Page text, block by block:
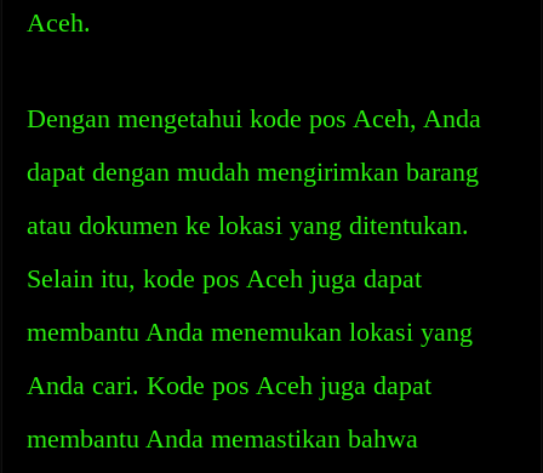
Aceh.
Dengan mengetahui kode pos Aceh, Anda
dapat dengan mudah mengirimkan barang
atau dokumen ke lokasi yang ditentukan.
Selain itu, kode pos Aceh juga dapat
membantu Anda menemukan lokasi yang
Anda cari. Kode pos Aceh juga dapat
membantu Anda memastikan bahwa